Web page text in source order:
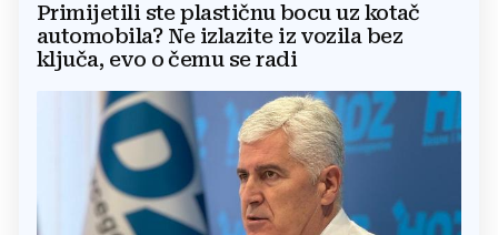
Primijetili ste plastičnu bocu uz kotač
automobila? Ne izlazite iz vozila bez
ključa, evo o čemu se radi